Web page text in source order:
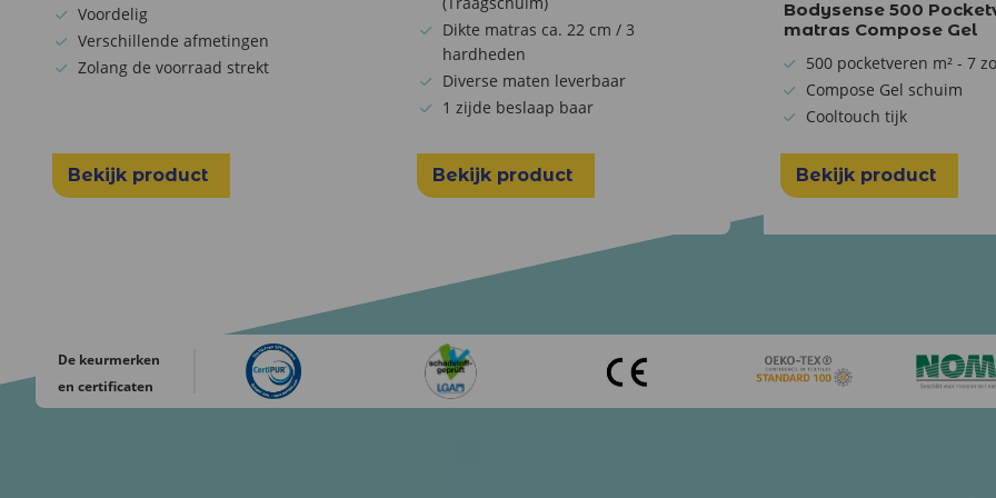
Voordelig
Verschillende afmetingen
Zolang de voorraad strekt
Bekijk product
Dikte matras ca. 22 cm / 3
hardheden
Diverse maten leverbaar
1 zijde beslaap baar
Bekijk product
Bodysense 500
matras Compose Gel
500 pocketveren m² - 7
Compose Gel schuim
Cooltouch tijk
Bekijk product
De keurmerken
en certificaten